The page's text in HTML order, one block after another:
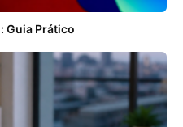
Guia Prático